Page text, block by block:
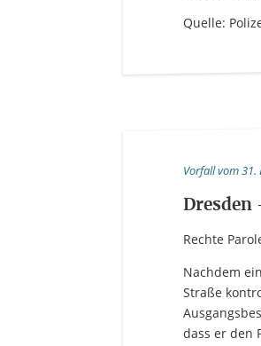
Quelle:
Vorfall vom
Dresden
Rechte
Nachdem
Straße
dass er den